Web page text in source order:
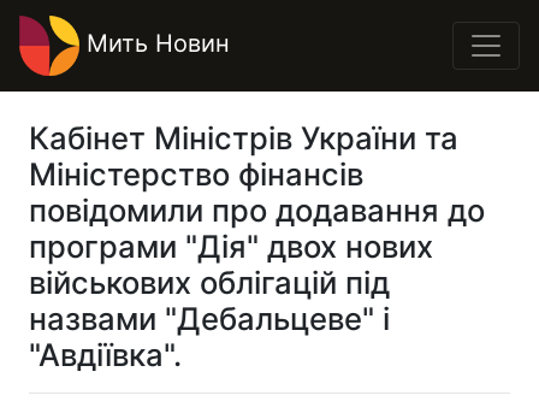
Мить Новин
Кабінет Міністрів України та
Міністерство фінансів
повідомили про додавання до
програми "Дія" двох нових
військових облігацій під
назвами "Дебальцеве" і
"Авдіївка".